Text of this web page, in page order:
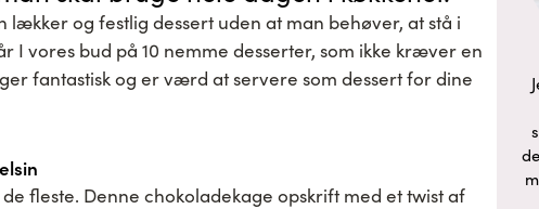
lækker og festlig dessert uden at man behøver, at stå i
I vores bud på 10 nemme desserter, som ikke kræver en
fantastisk og er værd at servere som dessert for dine
fleste. Denne chokoladekage opskrift med et twist af